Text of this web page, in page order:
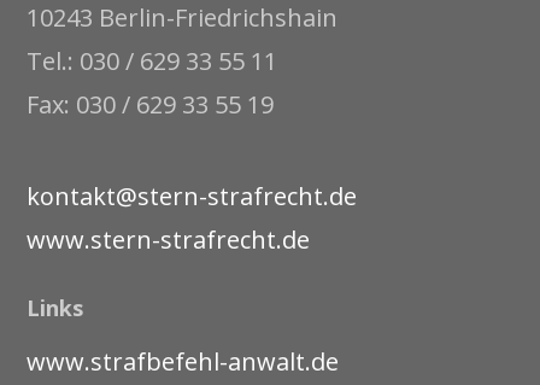
10243 Berlin-Friedrichshain
Tel.: 030 / 629 33 55 11
Fax: 030 / 629 33 55 19
kontakt@stern-strafrecht.de
www.stern-strafrecht.de
Links
www.strafbefehl-anwalt.de